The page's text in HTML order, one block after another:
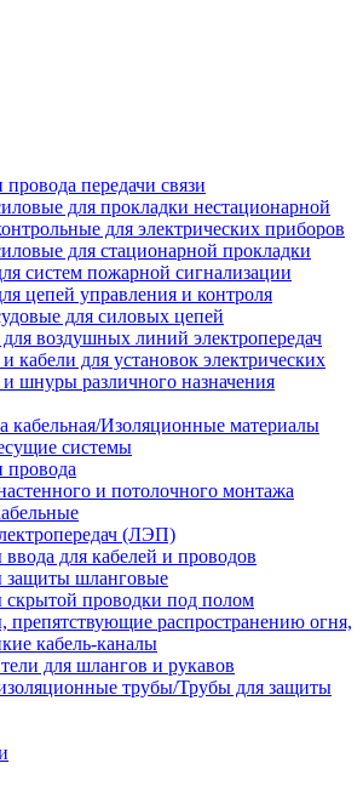
передачи связи
для прокладки нестационарной
для электрических приборов
для стационарной прокладки
систем пожарной сигнализации
цепей управления и контроля
для силовых цепей
воздушных линий электропередач
кабели для установок электрических
шнуры различного назначения
кабельная/Изоляционные материалы
системы
провода
и потолочного монтажа
(ЛЭП)
для кабелей и проводов
защиты шланговые
проводки под полом
препятствующие распространению огня,
кабель-каналы
для шлангов и рукавов
трубы/Трубы для защиты